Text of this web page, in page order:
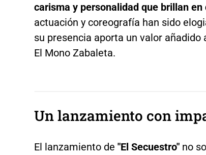
carisma y personalidad que brillan
actuación y coreografía han sido
su presencia aporta un valor añadido
El Mono Zabaleta.
Un lanzamiento con
El lanzamiento de "El Secuestro" no